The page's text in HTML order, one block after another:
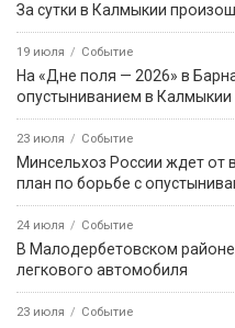
Картина дня
5 августа, 08:55 Событие
Звание «Почётный
регионе по инициативе
5 августа, 07:50 Событие
ПРИЁМНАЯ
ФЕДЕРАЦИИ В